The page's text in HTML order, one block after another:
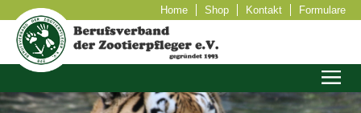
Home Shop Kontakt Formulare